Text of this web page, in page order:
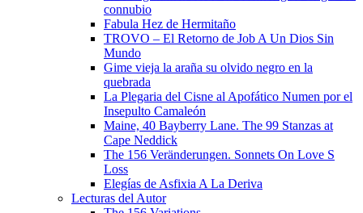
connubio
Fabula Hez de Hermitaño
TROVO – El Retorno de Job A Un Dios Sin
Mundo
Gime vieja la araña su olvido negro en la
quebrada
La Plegaria del Cisne al Apofático Numen por el
Insepulto Camaleón
Maine, 40 Bayberry Lane. The 99 Stanzas at
Cape Neddick
The 156 Veränderungen. Sonnets On Love S
Loss
Elegías de Asfixia A La Deriva
Lecturas del Autor